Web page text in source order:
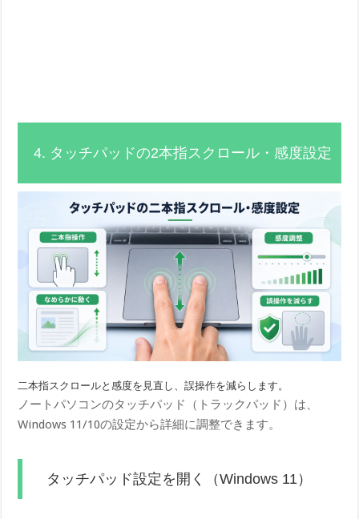
4. タッチパッドの2本指スクロール・感度設定
二本指スクロールと感度を見直し、誤操作を減らします。
ノートパソコンのタッチパッド（トラックパッド）は、
Windows 11/10の設定から詳細に調整できます。
タッチパッド設定を開く（Windows 11）